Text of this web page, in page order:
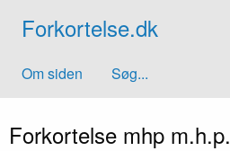
Forkortelse.dk
Om siden Søg...
Forkortelse mhp m.h.p.